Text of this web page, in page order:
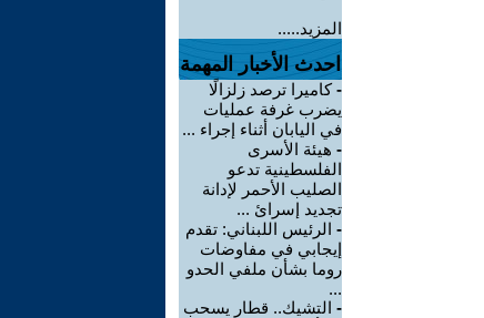
المزيد.....
احدث الأخبار المهمة
-كاميرا ترصد زلزالًا
يضرب غرفة عمليات
في اليابان أثناء إجراء ...
- هيئة الأسرى
الفلسطينية تدعو
الصليب الأحمر لإدانة
تجديد إسرائ ...
- الرئيس اللبناني: تقدم
إيجابي في مفاوضات
روما بشأن ملفي الحدو
...
- التشيك.. قطار يسحب